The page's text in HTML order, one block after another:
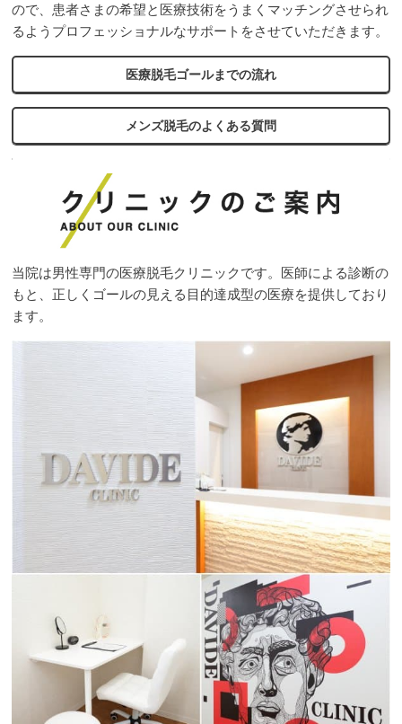
ので、患者さまの希望と医療技術をうまくマッチングさせられ
るようプロフェッショナルなサポートをさせていただきます。
医療脱毛ゴールまでの流れ
メンズ脱毛のよくある質問
当院は男性専門の医療脱毛クリニックです。医師による診断の
もと、正しくゴールの見える目的達成型の医療を提供しており
ます。